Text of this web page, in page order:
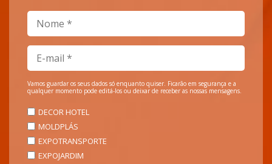
Vamos guardar os seus dados só enquanto quiser. Ficarão em segurança e a
qualquer momento pode editá-los ou deixar de receber as nossas mensagens.
DECOR HOTEL
MOLDPLÁS
EXPOTRANSPORTE
EXPOJARDIM